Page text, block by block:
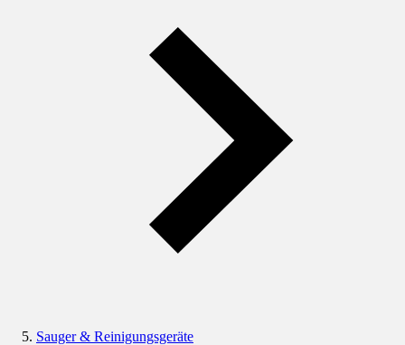
Sauger & Reinigungsgeräte